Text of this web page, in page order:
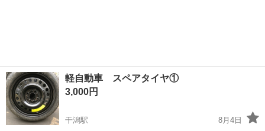
軽自動車 スペアタイヤ①
3,000円
干潟駅
8月4日